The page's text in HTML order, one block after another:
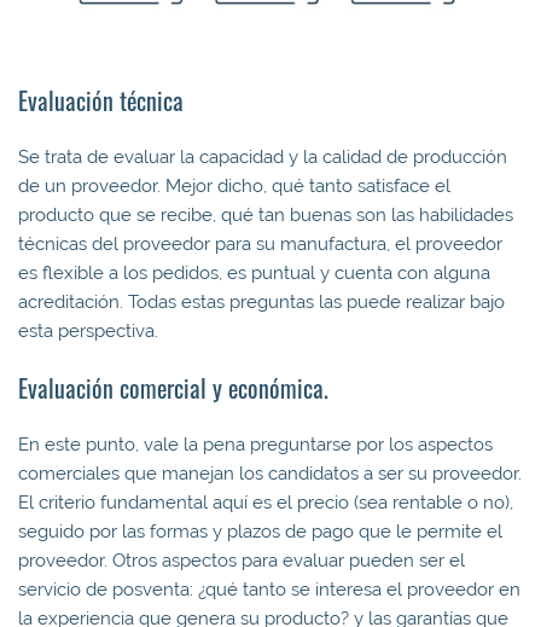
Evaluación técnica
Se trata de evaluar la capacidad y la calidad de producción
de un proveedor. Mejor dicho, qué tanto satisface el
producto que se recibe, qué tan buenas son las habilidades
técnicas del proveedor para su manufactura, el proveedor
es flexible a los pedidos, es puntual y cuenta con alguna
acreditación. Todas estas preguntas las puede realizar bajo
esta perspectiva.
Evaluación comercial y económica.
En este punto, vale la pena preguntarse por los aspectos
comerciales que manejan los candidatos a ser su proveedor.
El criterio fundamental aquí es el precio (sea rentable o no),
seguido por las formas y plazos de pago que le permite el
proveedor. Otros aspectos para evaluar pueden ser el
servicio de posventa: ¿qué tanto se interesa el proveedor en
la experiencia que genera su producto? y las garantías que